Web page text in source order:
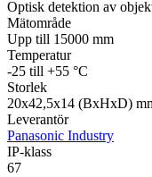
Optisk detektion av
Mätområde
Upp till 15000 mm
Temperatur
-25 till +55 °C
Storlek
20x42,5x14 (BxHxD)
Leverantör
Panasonic Industry
IP-klass
67